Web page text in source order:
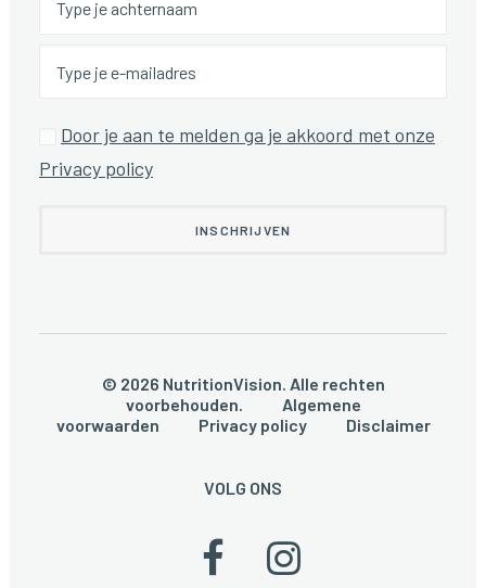
Door je aan te melden ga je akkoord met onze
Privacy policy
© 2026 NutritionVision. Alle rechten
voorbehouden. Algemene
voorwaarden
Privacy policy Disclaimer
VOLG ONS